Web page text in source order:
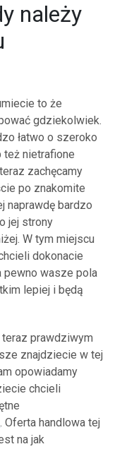
należy
to że
gdziekolwiek.
łatwo o szeroko
też nietrafione
zachęcamy
po znakomite
naprawdę bardzo
jej strony
W tym miejscu
dokonacie
pewno wasze pola
lepiej i będą
prawdziwym
znajdziecie w tej
opowiadamy
chcieli
. Oferta handlowa tej
na jak